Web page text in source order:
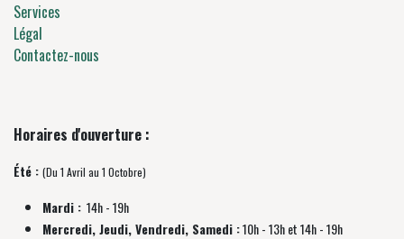
Services
Légal
Contactez-nous
Horaires d'ouverture :
Été : (Du 1 Avril au 1 Octobre)
Mardi : 14h - 19h
Mercredi, Jeudi, Vendredi, Samedi :10h - 13h et 14h - 19h